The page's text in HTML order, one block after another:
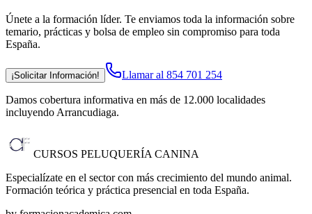
Únete a la formación líder. Te enviamos toda la información sobre
temario, prácticas y bolsa de empleo sin compromiso para toda
España.
¡Solicitar Información! Llamar al 854 701 254
Damos cobertura informativa en más de 12.000 localidades
incluyendo Arrancudiaga.
CURSOS PELUQUERÍA CANINA
Especialízate en el sector con más crecimiento del mundo animal.
Formación teórica y práctica presencial en toda España.